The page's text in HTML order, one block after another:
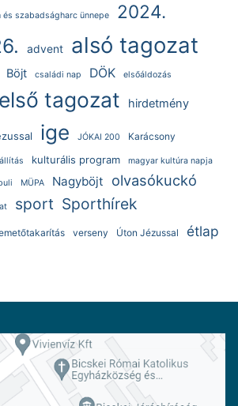
szabadságharc ünnepe 2024.
advent alsó tagozat
Böjt családi nap DÖK elsőáldozás
tagozat hirdetmény
ige JÓKAI 200
Karácsony
kulturális program magyar kultúra napja
MÜPA Nagyböjt olvasókuckó
sport Sporthírek
verseny Úton Jézussal étlap